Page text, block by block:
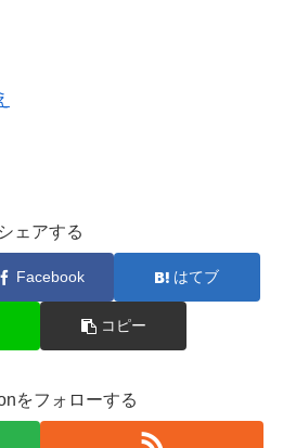
シェアする
Facebook はてブ
コピー
をフォローする